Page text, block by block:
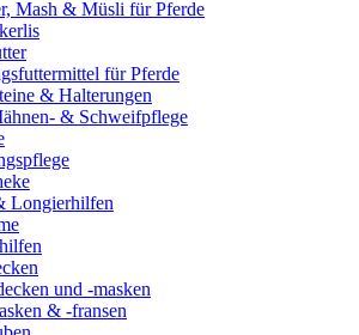
Mash & Müsli für Pferde
für Pferde
& Halterungen
& Schweifpflege
Longierhilfen
und -masken
& -fransen